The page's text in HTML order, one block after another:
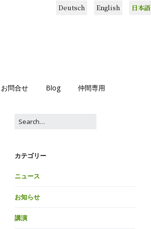
Deutsch English 日本語
お問合せ Blog 仲間専用
カテゴリー
ニュース
お知らせ
講演